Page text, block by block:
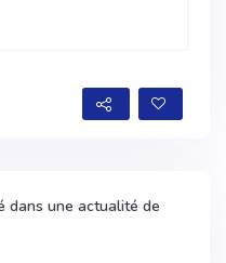
dans une actualité de